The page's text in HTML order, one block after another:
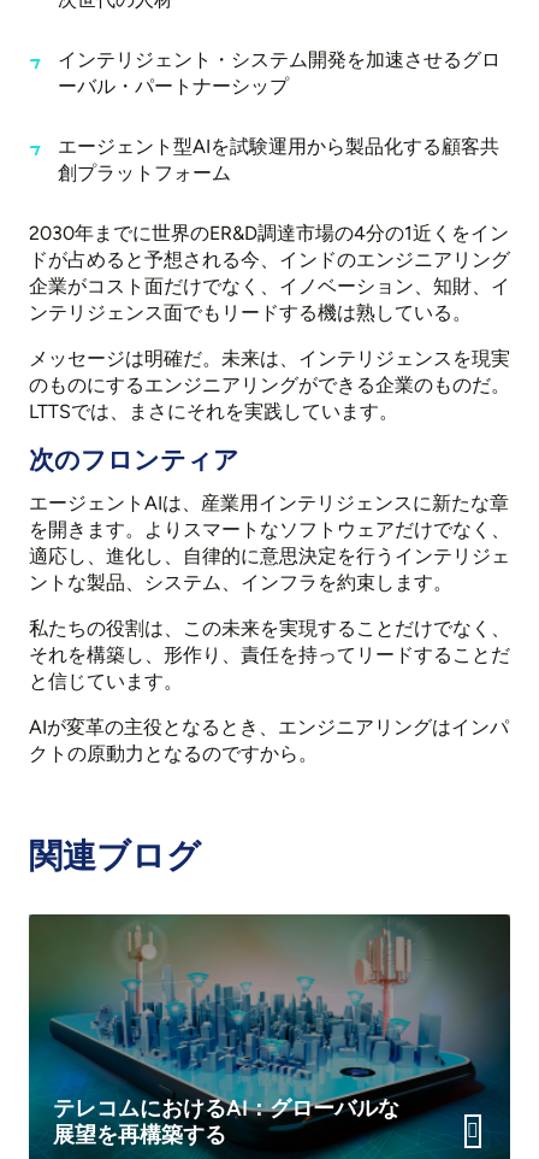
インテリジェント・システム開発を加速させるグロ
ーバル・パートナーシップ
エージェント型AIを試験運用から製品化する顧客共
創プラットフォーム
2030年までに世界のER&D調達市場の4分の1近くをイン
ドが占めると予想される今、インドのエンジニアリング
企業がコスト面だけでなく、イノベーション、知財、イ
ンテリジェンス面でもリードする機は熟している。
メッセージは明確だ。未来は、インテリジェンスを現実
のものにするエンジニアリングができる企業のものだ。
LTTSでは、まさにそれを実践しています。
次のフロンティア
エージェントAIは、産業用インテリジェンスに新たな章
を開きます。よりスマートなソフトウェアだけでなく、
適応し、進化し、自律的に意思決定を行うインテリジェ
ントな製品、システム、インフラを約束します。
私たちの役割は、この未来を実現することだけでなく、
それを構築し、形作り、責任を持ってリードすることだ
と信じています。
AIが変革の主役となるとき、エンジニアリングはインパ
クトの原動力となるのですから。
関連ブログ
テレコムにおけるAI：グローバルな
展望を再構築する